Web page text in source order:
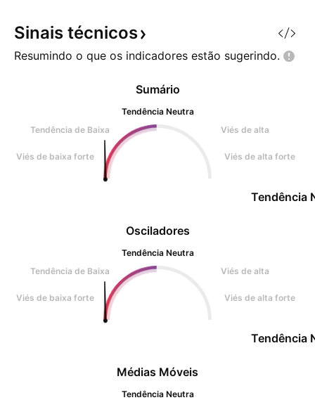
Sinais técnicos
Resumindo o que os indicadores estão sugerindo.
Osciladores
Tendência Neutra
Tendência de Baixa
Viés de alta
Viés de baixa forte Viés de alta forte
Tendência
Sumário
Tendência Neutra
Tendência de Baixa
Viés de alta
Viés de baixa forte Viés de alta forte
Tendência
Médias Móveis
Tendência Neutra